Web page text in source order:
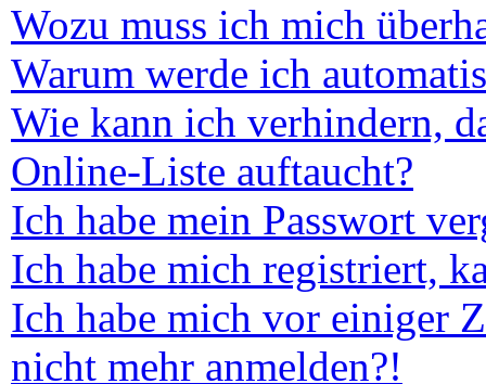
Wozu muss ich mich
Warum werde ich
Wie kann ich verhindern,
Online-Liste auftaucht?
Ich habe mein Passwort
Ich habe mich registriert,
Ich habe mich vor einiger
nicht mehr anmelden?!